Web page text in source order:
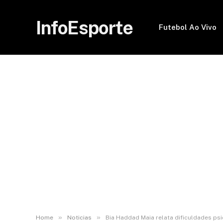
InfoEsporte Futebol Ao Vivo
Home » Noticias » Bia Haddad Maia relata dificuldades